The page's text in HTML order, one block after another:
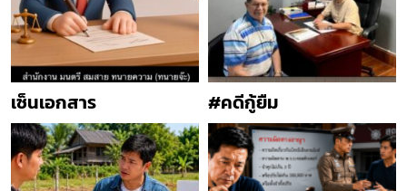
เซ็นเอกสาร #คดีกู้ยืม